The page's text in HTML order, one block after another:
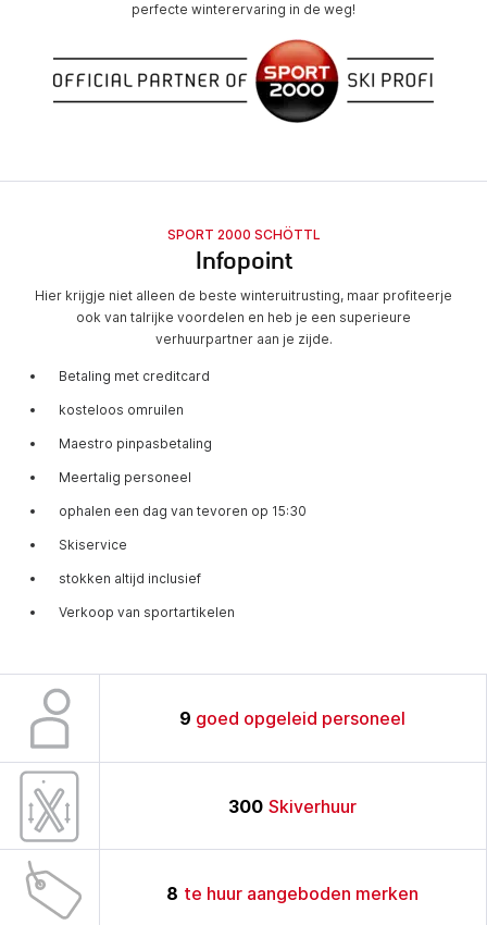
perfecte winterervaring in de weg!
SPORT 2000 SCHÖTTL
Infopoint
Hier krijgje niet alleen de beste winteruitrusting, maar profiteerje
ook van talrijke voordelen en heb je een superieure
verhuurpartner aan je zijde.
Betaling met creditcard
kosteloos omruilen
Maestro pinpasbetaling
Meertalig personeel
ophalen een dag van tevoren op 15:30
Skiservice
stokken altijd inclusief
Verkoop van sportartikelen
9 goed opgeleid personeel
300 Skiverhuur
8 te huur aangeboden merken